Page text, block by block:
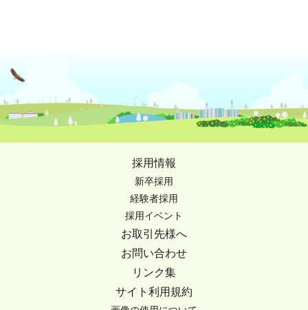
採用情報
新卒採用
経験者採用
採用イベント
お取引先様へ
お問い合わせ
リンク集
サイト利用規約